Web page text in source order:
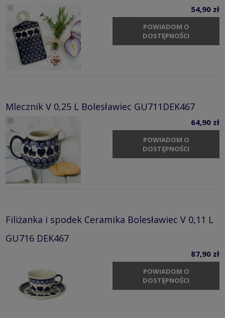
54,90 zł
POWIADOM O
DOSTĘPNOŚCI
Mlecznik V 0,25 L Bolesławiec GU711DEK467
64,90 zł
POWIADOM O
DOSTĘPNOŚCI
Filiżanka i spodek Ceramika Bolesławiec V 0,11 L
GU716 DEK467
87,90 zł
POWIADOM O
DOSTĘPNOŚCI